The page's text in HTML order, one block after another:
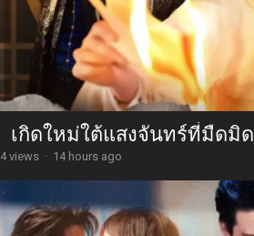
เกิดใหม่ใต้แสงจันทร์ที่มืดมิด
4 views · 14 hours ago